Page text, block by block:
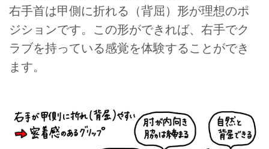
右手首は甲側に折れる（背屈）形が理想のポ
ジションです。この形ができれば、右手でク
ラブを持っている感覚を体験することができ
ます。